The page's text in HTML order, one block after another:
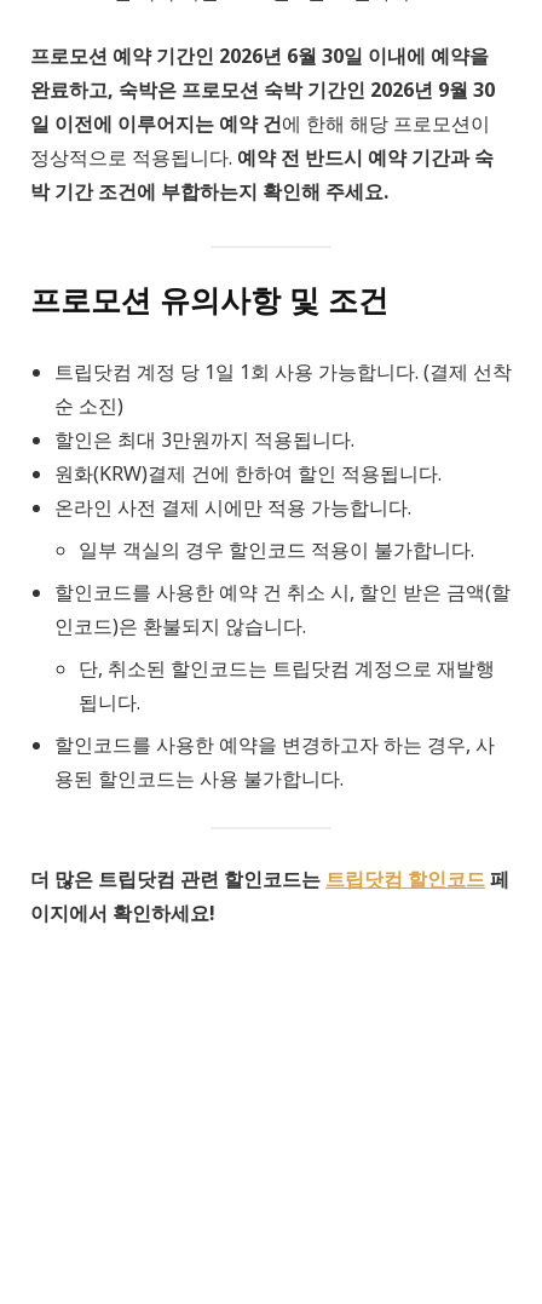
프로모션 예약 기간인 2026년 6월 30일 이내에 예약을
완료하고, 숙박은 프로모션 숙박 기간인 2026년 9월 30
일 이전에 이루어지는 예약 건에 한해 해당 프로모션이
정상적으로 적용됩니다. 예약 전 반드시 예약 기간과 숙
박 기간 조건에 부합하는지 확인해 주세요.
프로모션 유의사항 및 조건
트립닷컴 계정 당 1일 1회 사용 가능합니다. (결제 선착
순 소진)
할인은 최대 3만원까지 적용됩니다.
원화(KRW)결제 건에 한하여 할인 적용됩니다.
온라인 사전 결제 시에만 적용 가능합니다.
일부 객실의 경우 할인코드 적용이 불가합니다.
할인코드를 사용한 예약 건 취소 시, 할인 받은 금액(할
인코드)은 환불되지 않습니다.
단, 취소된 할인코드는 트립닷컴 계정으로 재발행
됩니다.
할인코드를 사용한 예약을 변경하고자 하는 경우, 사
용된 할인코드는 사용 불가합니다.
더 많은 트립닷컴 관련 할인코드는 트립닷컴 할인코드페
이지에서 확인하세요!